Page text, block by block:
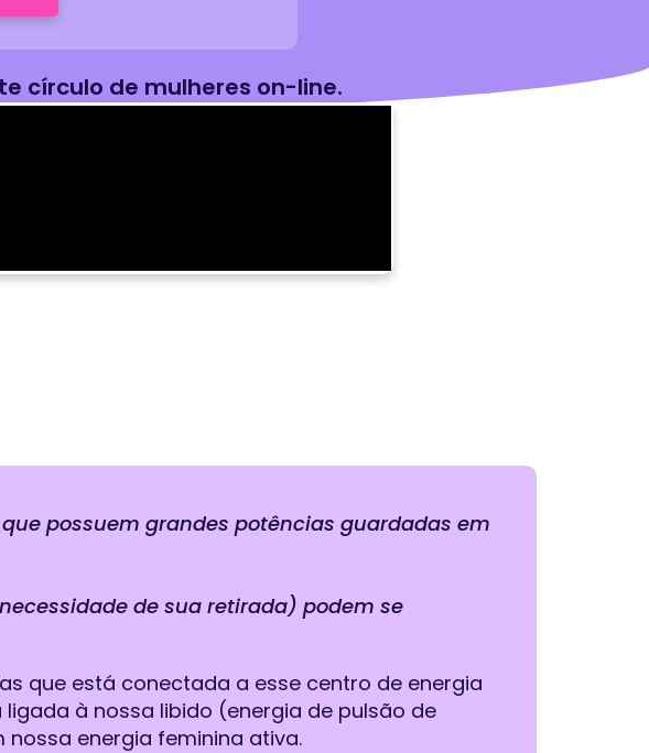
círculo de mulheres on-line.
possuem grandes potências guardadas em
de sua retirada) podem se
que está conectada a esse centro de energia
à nossa libido (energia de pulsão de
energia feminina ativa.